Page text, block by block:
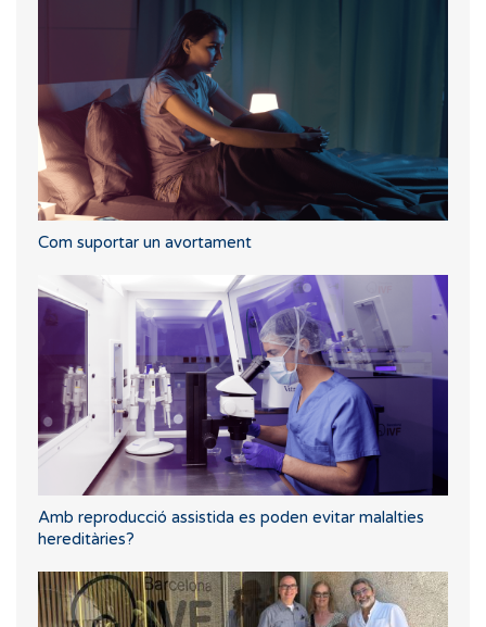
Com suportar un avortament
Amb reproducció assistida es poden evitar malalties
hereditàries?